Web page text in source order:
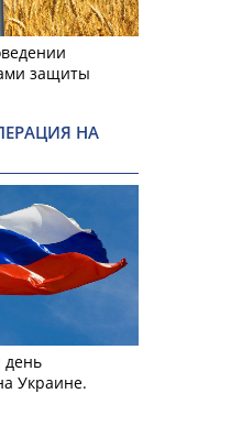
защиты
НА
день
Украине.